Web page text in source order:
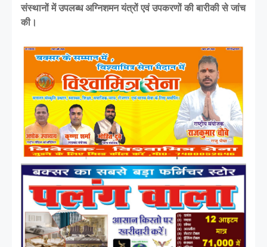
संस्थानों में उपलब्ध अग्निशमन यंत्रों एवं उपकरणों की बारीकी से जांच
की।